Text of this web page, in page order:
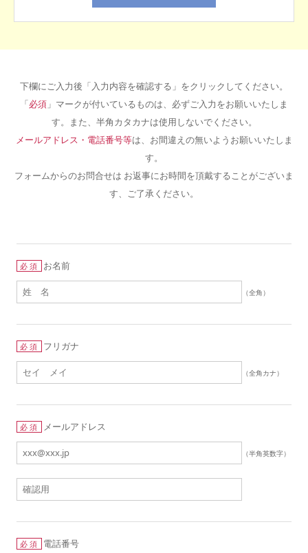
下欄にご入力後「入力内容を確認する」をクリックしてください。
「必須 」マークが付いているものは、必ずご入力をお願いいたしま
す。また、半角カタカナは使用しないでください。
メールアドレス・電話番号等は、お間違えの無いようお願いいたしま
す。
フォームからのお問合せは お返事にお時間を頂戴することがございま
す、ご了承ください。
必須 お名前
（全角）
必須 フリガナ
（全角カナ）
必須 メールアドレス
（半角英数字）
必須 電話番号